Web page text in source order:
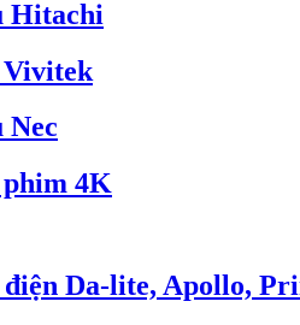
Hitachi
Nec
4K
Da-lite, Apollo,